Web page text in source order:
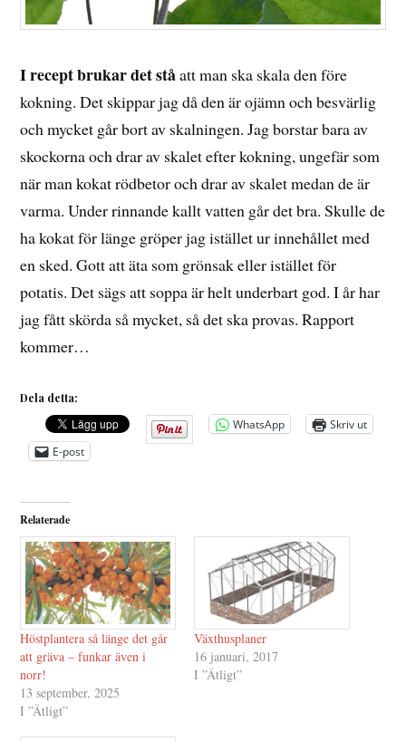
I recept brukar det ståatt man ska skala den före
kokning. Det skippar jag då den är ojämn och besvärlig
och mycket går bort av skalningen. Jag borstar bara av
skockorna och drar av skalet efter kokning, ungefär som
när man kokat rödbetor och drar av skalet medan de är
varma. Under rinnande kallt vatten går det bra. Skulle de
ha kokat för länge gröper jag istället ur innehållet med
en sked. Gott att äta som grönsak eller istället för
potatis. Det sägs att soppa är helt underbart god. I år har
jag fått skörda så mycket, så det ska provas. Rapport
kommer…
Dela detta:
WhatsApp
Skriv ut
E-post
Relaterade
Höstplantera så länge det går
att gräva – funkar även i
norr!
13 september, 2025
I ”Ätligt”
Växthusplaner
16 januari, 2017
I ”Ätligt”